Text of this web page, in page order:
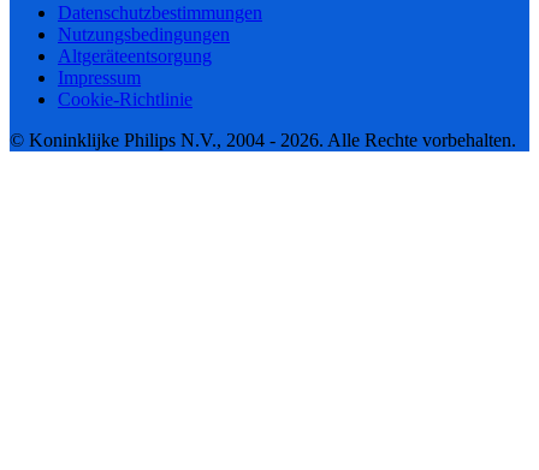
Datenschutzbestimmungen
Nutzungsbedingungen
Altgeräteentsorgung
Impressum
Cookie-Richtlinie
© Koninklijke Philips N.V., 2004 - 2026. Alle Rechte vorbehalten.